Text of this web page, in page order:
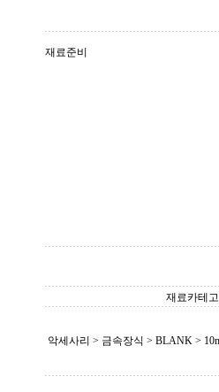
재료준비
재료카테
악세사리 > 금속장식 > BLANK >